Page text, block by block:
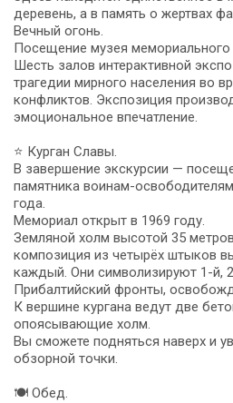
деревень, а в память о жертвах
Вечный огонь.
Посещение музея мемориального
Шесть залов интерактивной
трагедии мирного населения во
конфликтов. Экспозиция
эмоциональное впечатление.
⭐ Курган Славы.
В завершение экскурсии —
памятника воинам-
года.
Мемориал открыт в 1969 году.
Земляной холм высотой 35
композиция из четырёх штыков
каждый. Они символизируют 1-й,
Прибалтийский фронты,
К вершине кургана ведут две
опоясывающие холм.
Вы сможете подняться наверх и
обзорной точки.
🍽 Обед.